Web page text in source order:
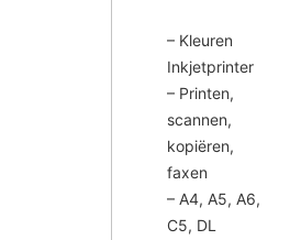
– Kleuren
Inkjetprinter
– Printen,
scannen,
kopiëren,
faxen
– A4, A5, A6,
C5, DL